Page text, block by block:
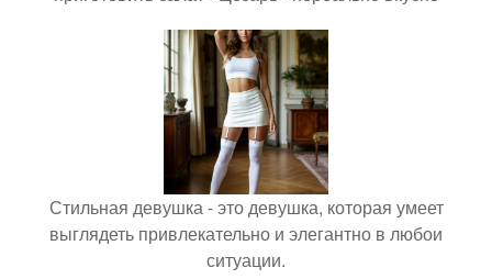
Стильная девушка - это девушка, которая умеет
выглядеть привлекательно и элегантно в любои
ситуации.